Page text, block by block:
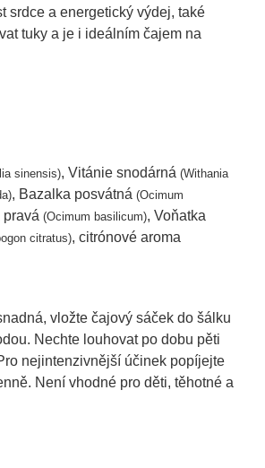
srdce a energetický výdej, také
tuky a je i ideálním čajem na
sinensis), Vitánie snodárná (Withania
, Bazalka posvátná (Ocimum
(Ocimum basilicum), Voňatka
citratus), citrónové aroma
vložte čajový sáček do šálku
Nechte louhovat po dobu pěti
nejintenzivnější účinek popíjejte
Není vhodné pro děti, těhotné a